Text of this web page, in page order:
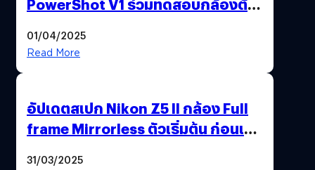
01/04/2025
Read More
อัปเดตสเปก Nikon Z5 II กล้อง Full
frame Mirrorless ตัวเริ่มต้น ก่อนเปิด
31/03/2025